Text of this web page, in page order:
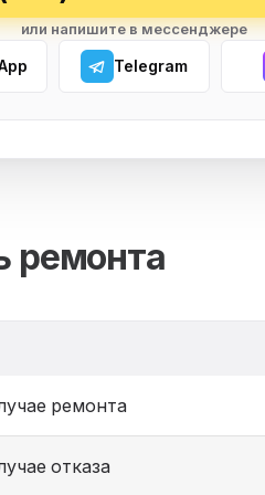
или напишите в мессенджере
Telegram
ремонта
ремонта
отказа